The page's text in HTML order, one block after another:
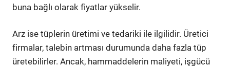
buna bağlı olarak fiyatlar yükselir.
Arz ise tüplerin üretimi ve tedariki ile ilgilidir. Üretici
firmalar, talebin artması durumunda daha fazla tüp
üretebilirler. Ancak, hammaddelerin maliyeti, işgücü